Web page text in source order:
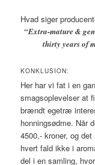
Hvad siger
“Extra-mature &
thirty years of
KONKLUSION:
Her har vi fat i en
smagsoplevelser at
brændt egetræ
honningsødme. Når
4500,- kroner, og
hvert fald ikke i
del i en samling,